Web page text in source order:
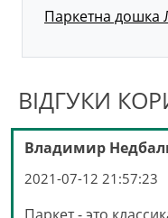
Паркетна дошка
ВІДГУКИ
Владимир
2021-07-12 21:57:23